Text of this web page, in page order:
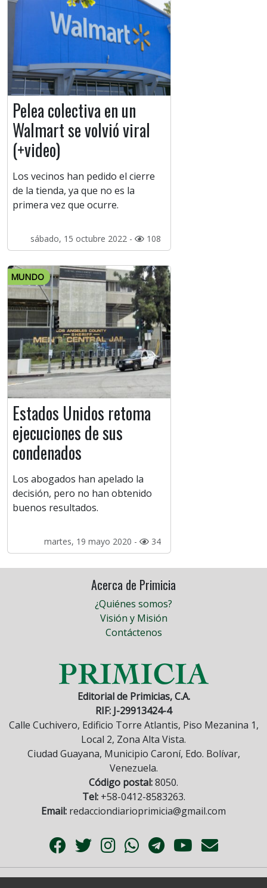
Pelea colectiva en un
Walmart se volvió viral
(+video)
Los vecinos han pedido el cierre
de la tienda, ya que no es la
primera vez que ocurre.
sábado, 15 octubre 2022 - 108
MUNDO
Estados Unidos retoma
ejecuciones de sus
condenados
Los abogados han apelado la
decisión, pero no han obtenido
buenos resultados.
martes, 19 mayo 2020 - 34
Acerca de Primicia
¿Quiénes somos?
Visión y Misión
Contáctenos
Editorial de Primicias, C.A.
RIF: J-29913424-4
Calle Cuchivero, Edificio Torre Atlantis, Piso Mezanina 1,
Local 2, Zona Alta Vista.
Ciudad Guayana, Municipio Caroní, Edo. Bolívar,
Venezuela.
Código postal:8050.
Tel:+58-0412-8583263.
Email: redacciondiarioprimicia@gmail.com